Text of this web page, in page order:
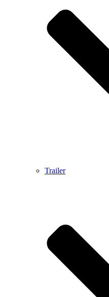
Trailer